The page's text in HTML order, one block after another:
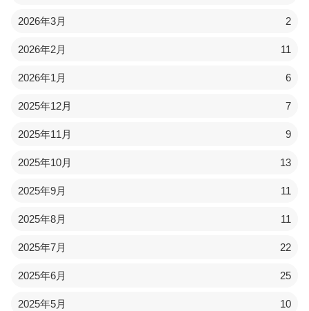
2026年3月 2
2026年2月 11
2026年1月 6
2025年12月 7
2025年11月 9
2025年10月 13
2025年9月 11
2025年8月 11
2025年7月 22
2025年6月 25
2025年5月 10